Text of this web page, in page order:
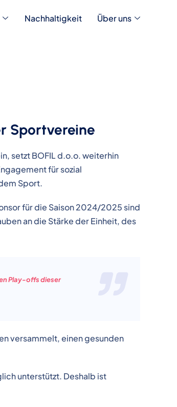
Nachhaltigkeit
Über uns
Sportvereine
setzt BOFIL d.o.o. weiterhin
für sozial
Sport.
für die Saison 2024/2025 sind
an die Stärke der Einheit, des
Play-offs dieser
versammelt, einen gesunden
unterstützt. Deshalb ist